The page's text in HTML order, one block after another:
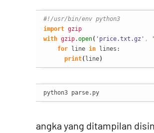
#!/usr/bin/env python3
import gzip
with gzip.open( 'price.txt.gz' ,
for line in lines:
print( line)
python3 parse.py
angka yang ditampilan